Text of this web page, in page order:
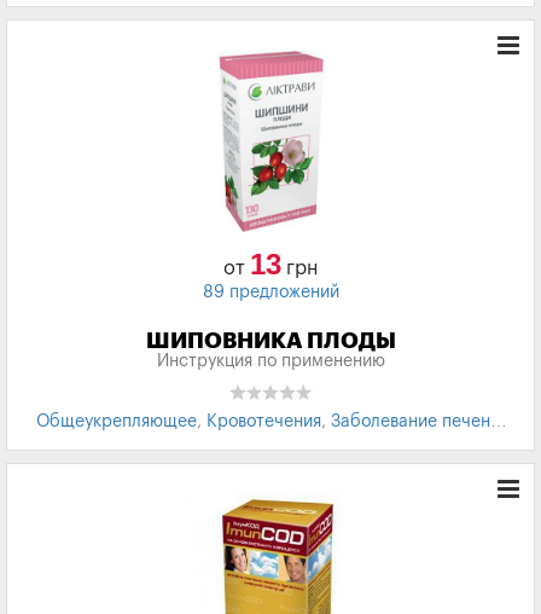
от 13 грн
89 предложений
ШИПОВНИКА ПЛОДЫ
Инструкция по применению
Общеукрепляющее, Кровотечения, Заболевание печени,